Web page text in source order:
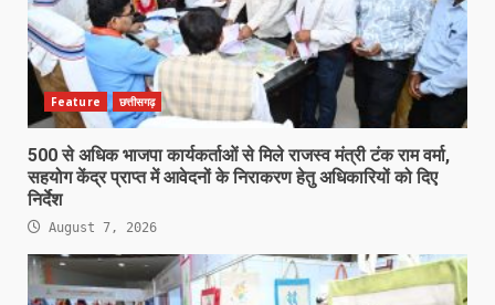
Feature छत्तीसगढ़
500 से अधिक भाजपा कार्यकर्ताओं से मिले राजस्व मंत्री टंक राम वर्मा,
सहयोग केंद्र प्राप्त में आवेदनों के निराकरण हेतु अधिकारियों को दिए
निर्देश
August 7, 2026